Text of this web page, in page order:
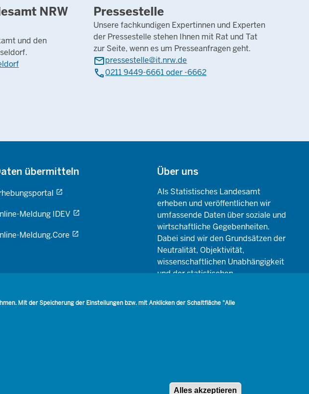
NRW
und den
Pressestelle
Unsere fachkundigen Expertinnen und Experten
der Pressestelle stehen Ihnen mit Rat und Tat
zur Seite, wenn es um Presseanfragen geht.
mailpressestelle@it.nrw.de
phone0211 9449-6661 oder -6662
übermitteln
Meldung IDEV
Meldung.Core
Über uns
Als Statistisches Landesamt
erheben und veröffentlichen wir
umfassende Daten über soziale und
wirtschaftliche Gegebenheiten.
Dabei sind wir den Grundsätzen der
Neutralität, Objektivität,
wissenschaftlichen Unabhängigkeit
und der statistischen
Barrierefreiheit
Mit der Speicherung der Einstellungen bzw. mit Anklicken der Schaltfläche "Alle
Alles akzeptieren